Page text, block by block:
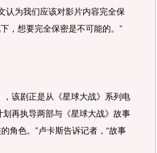
认为我们应该对影片内容完全保
，想要完全保密是不可能的。”
该剧正是从《星球大战》系列电
再执导两部与《星球大战》故事
角色。”卢卡斯告诉记者，“故事